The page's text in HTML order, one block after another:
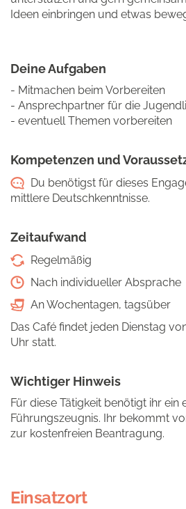
Ideen einbringen und etwas
Deine Aufgaben
- Mitmachen beim Vorbereiten
- Ansprechpartner für die
- eventuell Themen vorbereiten
Kompetenzen und
Du benötigst für dieses
mittlere Deutschkenntnisse.
Zeitaufwand
Regelmäßig
Nach individueller Absprache
An Wochentagen, tagsüber
Das Café findet jeden Dienstag
Uhr statt.
Wichtiger Hinweis
Für diese Tätigkeit benötigt ihr ein
Führungszeugnis. Ihr bekommt
zur kostenfreien Beantragung.
Einsatzort